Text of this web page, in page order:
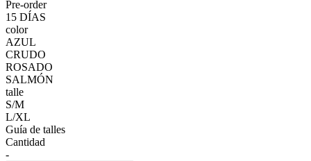
Pre-order
15 DÍAS
color
AZUL
CRUDO
ROSADO
SALMÓN
talle
S/M
L/XL
Guía de talles
Cantidad
-